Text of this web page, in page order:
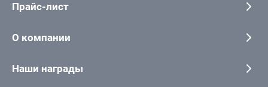
Прайс-лист
О компании
Наши награды